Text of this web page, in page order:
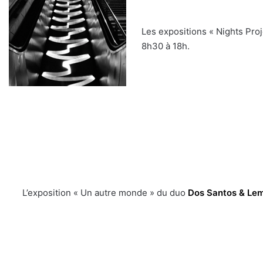
Les expositions « Nights
8h30 à 18h.
L’exposition « Un autre monde » du duo Dos Santos &